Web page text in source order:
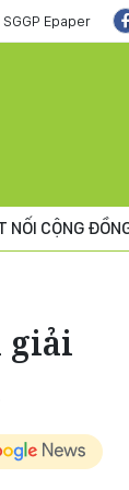
SGGP Epaper
NỐI CỘNG
giải